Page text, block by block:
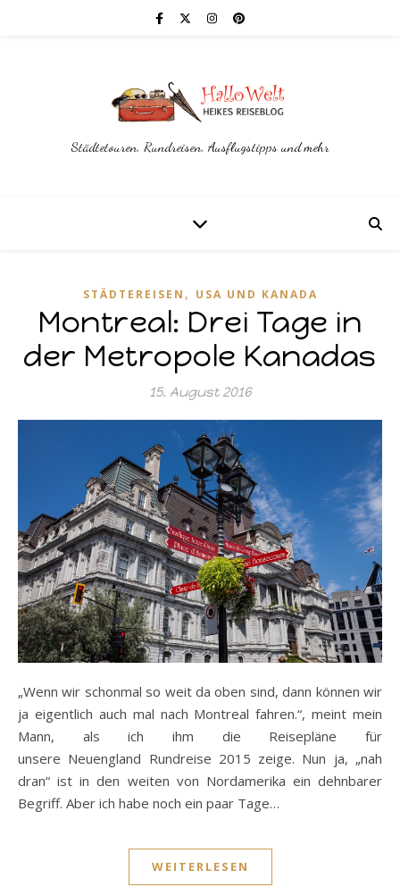
Städtetouren, Rundreisen, Ausflugstipps und mehr
STÄDTEREISEN , USA UND KANADA
Montreal: Drei Tage in
der Metropole Kanadas
15. August 2016
„Wenn wir schonmal so weit da oben sind, dann können wir
ja eigentlich auch mal nach Montreal fahren.“, meint mein
Mann, als ich ihm die Reisepläne für
unsere Neuengland Rundreise 2015 zeige. Nun ja, „nah
dran“ ist in den weiten von Nordamerika ein dehnbarer
Begriff. Aber ich habe noch ein paar Tage…
WEITERLESEN